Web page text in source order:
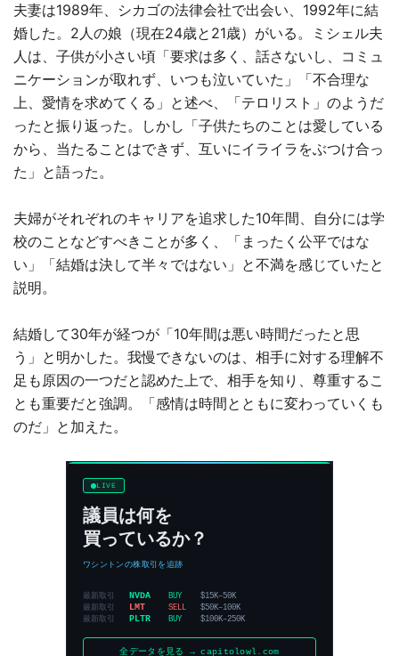
夫妻は1989年、シカゴの法律会社で出会い、1992年に結
婚した。2人の娘（現在24歳と21歳）がいる。ミシェル夫
人は、子供が小さい頃「要求は多く、話さないし、コミュ
ニケーションが取れず、いつも泣いていた」「不合理な
上、愛情を求めてくる」と述べ、「テロリスト」のようだ
ったと振り返った。しかし「子供たちのことは愛している
から、当たることはできず、互いにイライラをぶつけ合っ
た」と語った。
夫婦がそれぞれのキャリアを追求した10年間、自分には学
校のことなどすべきことが多く、「まったく公平ではな
い」「結婚は決して半々ではない」と不満を感じていたと
説明。
結婚して30年が経つが「10年間は悪い時間だったと思
う」と明かした。我慢できないのは、相手に対する理解不
足も原因の一つだと認めた上で、相手を知り、尊重するこ
とも重要だと強調。「感情は時間とともに変わっていくも
のだ」と加えた。